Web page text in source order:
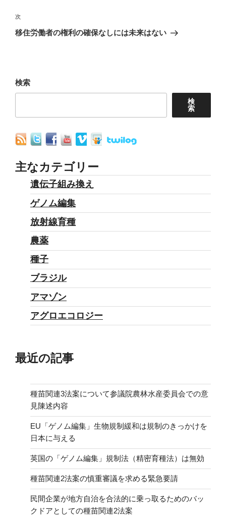
ゲ
ー
ン
次
の
次
移住労働者の権利の確保なしには未来はない
検索
検
索
主なカテゴリー
遺伝子組み換え
ゲノム編集
放射線育種
農薬
種子
ブラジル
アマゾン
アグロエコロジー
最近の記事
種苗関連3法案について参議院農林水産委員会での意
見陳述内容
EU「ゲノム編集」生物規制緩和は規制のきっかけを
日本に与える
英国の「ゲノム編集」規制法（精密育種法）は無効
種苗関連2法案の慎重審議を求める緊急要請
民間企業が地方自治を合法的に乗っ取るためのバッ
クドアとしての種苗関連2法案